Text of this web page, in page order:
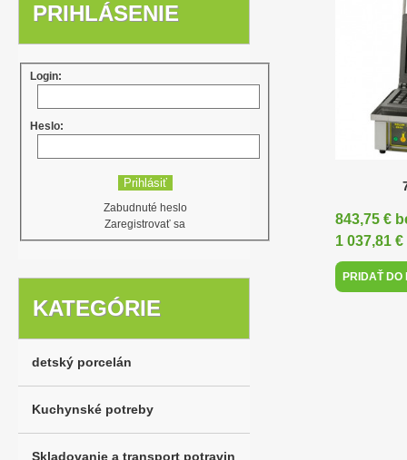
843,75 €
1 037,81
PRIDAŤ DO
PRIHLÁSENIE
Login:
Heslo:
Zabudnuté heslo
Zaregistrovať sa
KATEGÓRIE
detský porcelán
Kuchynské potreby
Skladovanie a transport potravin